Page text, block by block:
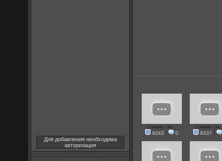
Для добавления необходима
авторизация
Самые см...
9243 | 0
Самые
8337 |